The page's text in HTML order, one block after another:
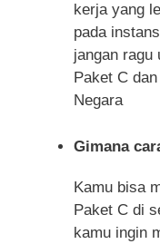
kerja yang
pada
jangan ragu
Paket C
Negara
Gimana
Kamu bisa
Paket C di
kamu ingin